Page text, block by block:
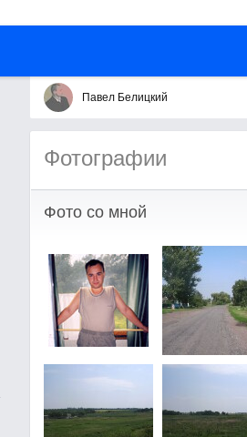
Павел Белицкий
Фотографии
Фото со мной